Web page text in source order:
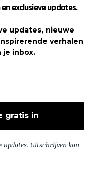
exclusieve updates.
updates, nieuwe
verhalen
je inbox.
updates. Uitschrijven kan